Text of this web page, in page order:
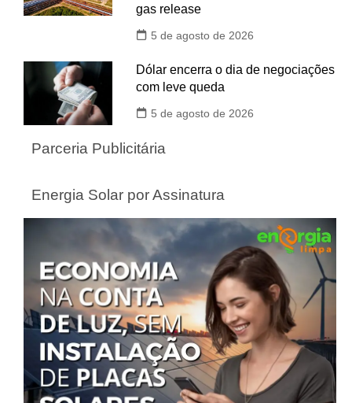
gas release
5 de agosto de 2026
Dólar encerra o dia de negociações
com leve queda
5 de agosto de 2026
Parceria Publicitária
Energia Solar por Assinatura